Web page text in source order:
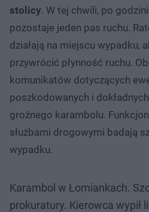
stolicy. W tej chwili, po
pozostaje jeden pas ruchu.
działają na miejscu wypadku,
przywrócić płynność ruchu.
komunikatów dotyczących
poszkodowanych i
groźnego karambolu.
służbami drogowymi badają
wypadku.
Karambol w Łomiankach.
prokuratury. Kierowca wypił